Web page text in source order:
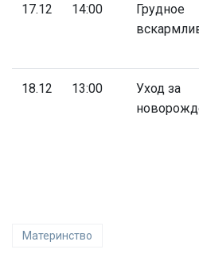
17.12 14:00
Грудное
18.12 13:00
Уход за
Материнство